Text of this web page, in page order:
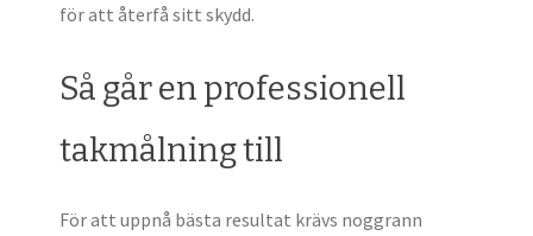
för att återfå sitt skydd.
Så går en professionell
takmålning till
För att uppnå bästa resultat krävs noggrann